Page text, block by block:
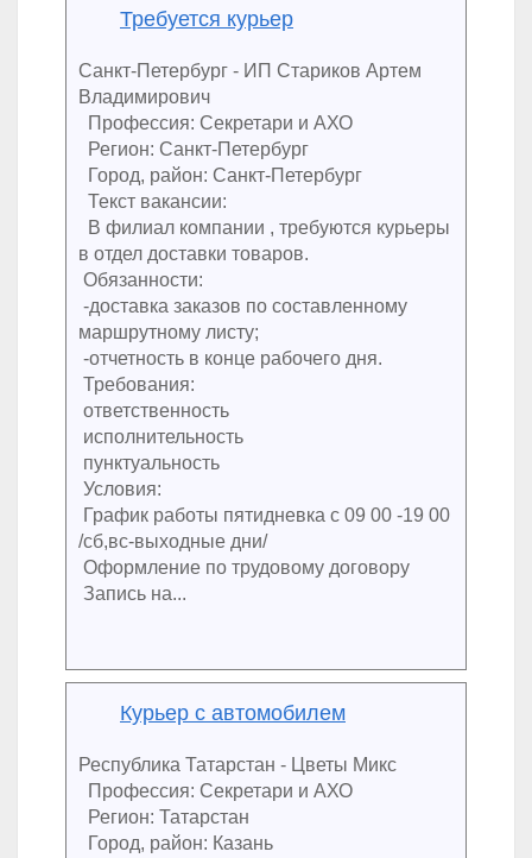
Требуется курьер
Санкт-Петербург - ИП Стариков Артем
Владимирович
Профессия: Секретари и АХО
Регион: Санкт-Петербург
Город, район: Санкт-Петербург
Текст вакансии:
В филиал компании , требуются курьеры
в отдел доставки товаров.
Обязанности:
-доставка заказов по составленному
маршрутному листу;
-отчетность в конце рабочего дня.
Требования:
ответственность
исполнительность
пунктуальность
Условия:
График работы пятидневка с 09 00 -19 00
/сб,вс-выходные дни/
Оформление по трудовому договору
Запись на...
Курьер с автомобилем
Республика Татарстан - Цветы Микс
Профессия: Секретари и АХО
Регион: Татарстан
Город, район: Казань